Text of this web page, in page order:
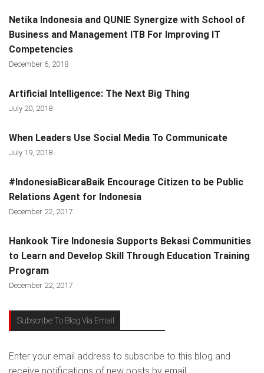
Netika Indonesia and QUNIE Synergize with School of
Business and Management ITB For Improving IT
Competencies
December 6, 2018
Artificial Intelligence: The Next Big Thing
July 20, 2018
When Leaders Use Social Media To Communicate
July 19, 2018
#IndonesiaBicaraBaik Encourage Citizen to be Public
Relations Agent for Indonesia
December 22, 2017
Hankook Tire Indonesia Supports Bekasi Communities
to Learn and Develop Skill Through Education Training
Program
December 22, 2017
Subscribe To Blog Via Email
Enter your email address to subscribe to this blog and